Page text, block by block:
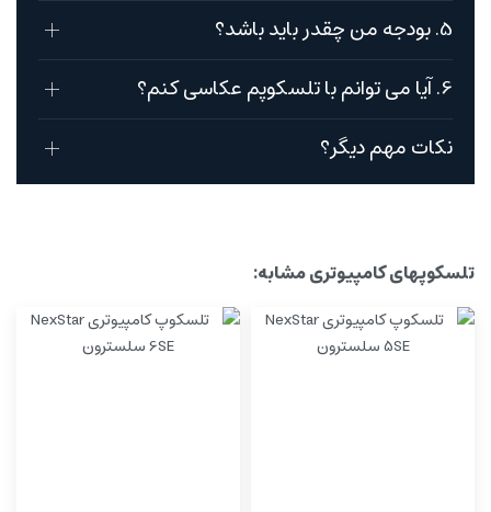
5. بودجه من چقدر باید باشد؟
6. آیا می توانم با تلسکوپم عکاسی کنم؟
نکات مهم دیگر؟
تلسکوپهای کامپیوتری مشابه: